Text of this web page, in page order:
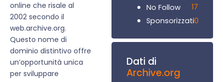
online che risale al
2002 secondo il
web.archive.org.
Questo nome di
dominio distintivo offre
un’opportunità unica
per sviluppare
No Follow
17
Sponsorizzati0
Dati di
Archive.org